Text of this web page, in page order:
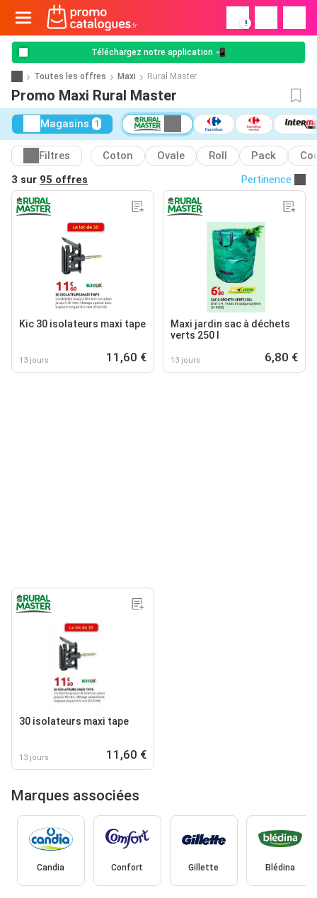
!
Téléchargez notre application 📲
Toutes les offres Maxi Rural Master
Promo Maxi Rural Master
Magasins 1
Filtres Coton Ovale Roll Pack
3 sur 95 offres Pertinence
Kic 30 isolateurs maxi tape
13 jours 11,60 €
Maxi jardin sac à déchets
verts 250 l
13 jours 6,80 €
30 isolateurs maxi tape
13 jours 11,60 €
Marques associées
Candia Confort Gillette Blédina